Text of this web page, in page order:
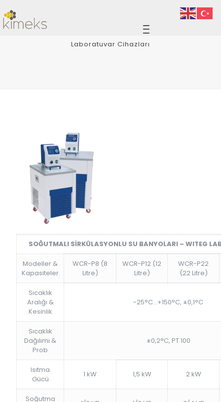
Laboratuvar Cihazları
SOĞUTMALI SİRKÜLASYONLU SU BANYOLARI – WITEG
Modeller &
Kapasiteler
WCR-P8 (8
Litre)
WCR-P12 (12
Litre)
WCR-P22
(22 Litre)
Sıcaklık
Aralığı &
Kesinlik
-25°C…+150°C, ±0,1°C
Sıcaklık
Dağılımı &
Prob
±0,2°C, PT 100
Isıtma
Gücü
1 kW 1,5 kW 2 kW
Soğutma